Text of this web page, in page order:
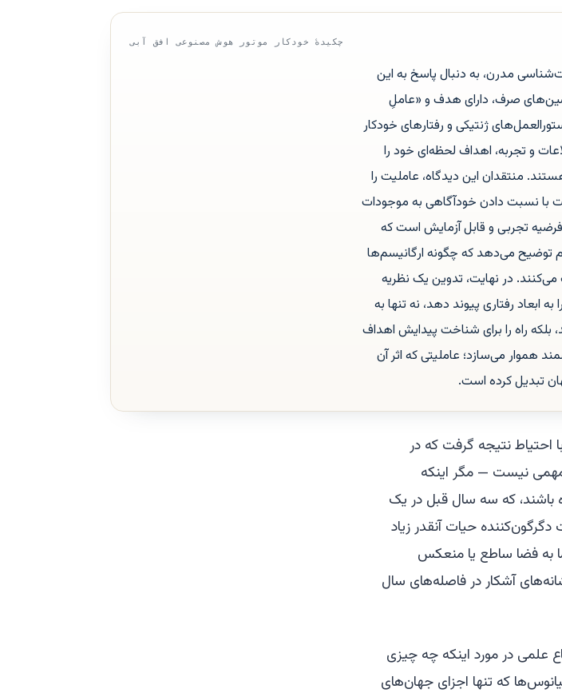
چکیدهٔ خودکار موتور هوش مصنوعی افق آبی
مدرن، به دنبال پاسخ به این
صرف، دارای هدف و «عاملِ
ژنتیکی و رفتارهای خودکار
و تجربه، اهداف لحظه‌ای خود را
منتقدان این دیدگاه، عاملیت را
با نسبت دادن خودآگاهی به موجودات
فرضیه تجربی و قابل آزمایش است که
توضیح می‌دهد که چگونه ارگانیسم‌ها
می‌کنند. در نهایت، تدوین یک نظریه
رفتاری پیوند دهد، نه تنها به
راه را برای شناخت پیدایش اهداف
می‌سازد؛ عاملیتی که اثر آن
تبدیل کرده است.
با احتیاط نتیجه گرفت که در
نیست — مگر اینکه
باشند، که سه سال قبل در یک
حیات آنقدر زیاد
به فضا ساطع یا منعکس
آشکار در فاصله‌های سال
علمی در مورد اینکه چه چیزی
که تنها اجزای جهان‌های